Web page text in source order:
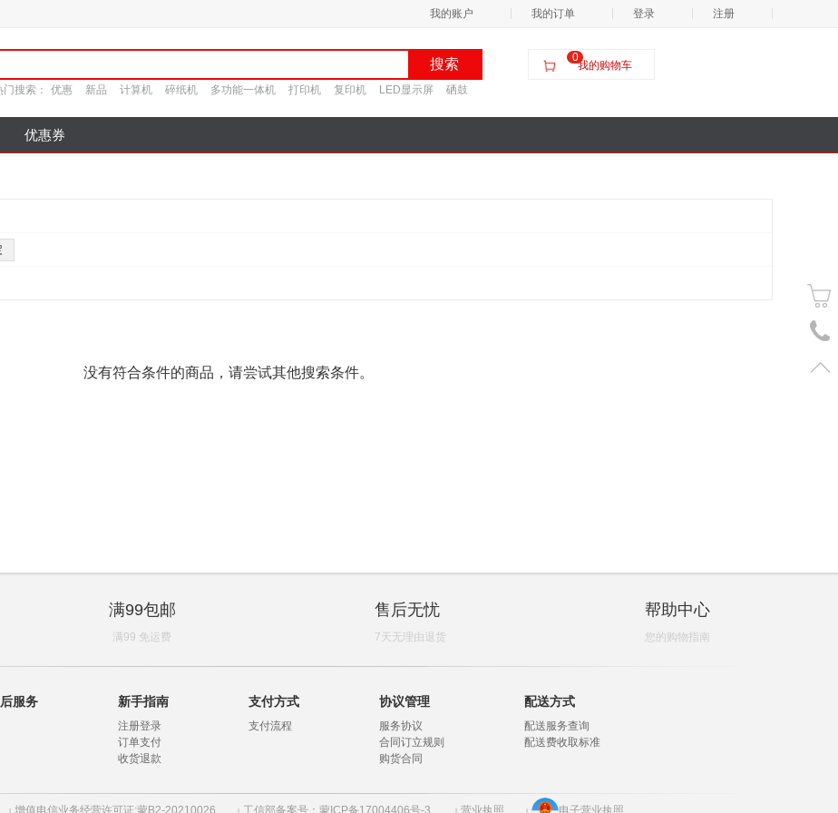
我的账户 我的订单 登录 注册
门搜索： 优惠 新品 计算机 碎纸机 多功能一体机 打印机 复印机 LED显示屏 硒鼓
我的购物车
0
优惠券
没有符合条件的商品，请尝试其他搜索条件。
满99包邮
满99 免运费
售后无忧
7天无理由退货
帮助中心
您的购物指南
服务 新手指南
注册登录
订单支付
收货退款
支付方式
支付流程
协议管理
服务协议
合同订立规则
购货合同
配送方式
配送服务查询
配送费收取标准